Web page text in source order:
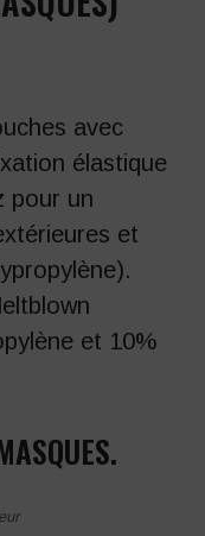
avec
élastique
pour un
et
et 10%